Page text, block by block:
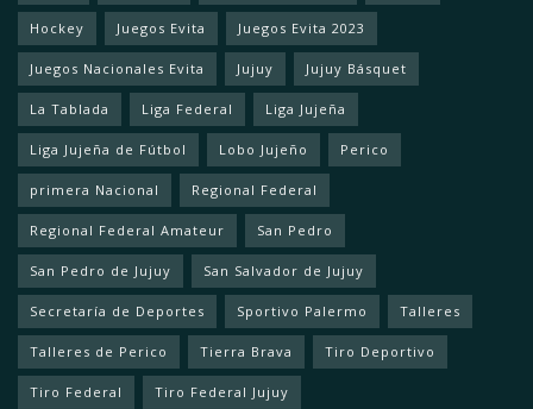
Hockey Juegos Evita Juegos Evita 2023
Juegos Nacionales Evita Jujuy Jujuy Básquet
La Tablada Liga Federal Liga Jujeña
Liga Jujeña de Fútbol Lobo Jujeño Perico
primera Nacional Regional Federal
Regional Federal Amateur San Pedro
San Pedro de Jujuy San Salvador de Jujuy
Secretaría de Deportes Sportivo Palermo Talleres
Talleres de Perico Tierra Brava Tiro Deportivo
Tiro Federal Tiro Federal Jujuy